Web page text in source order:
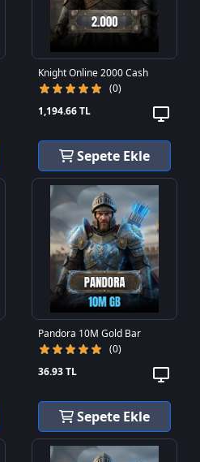
Knight Online 2000 Cash
(0)
1,194.66 TL
Sepete Ekle
Pandora 10M Gold Bar
(0)
36.93 TL
Sepete Ekle